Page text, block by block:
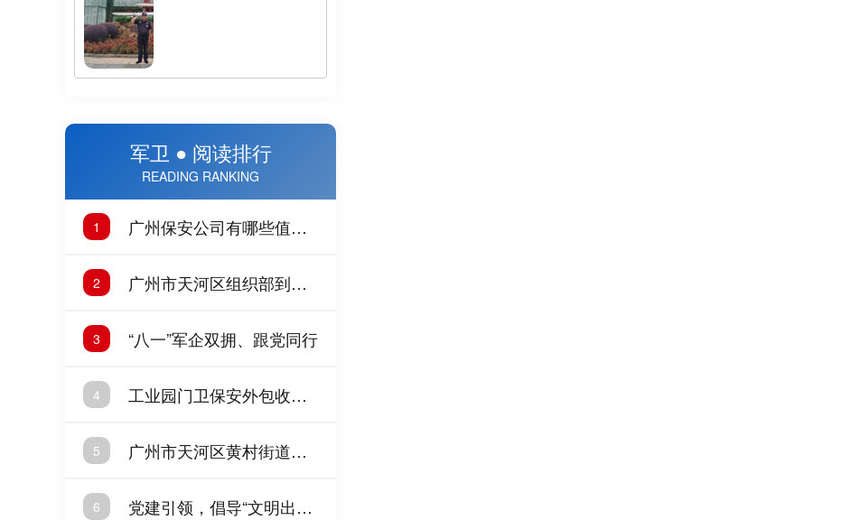
军卫 ● 阅读排行
READING RANKING
1
广州保安公司有哪些值得
保安公司推荐
2
广州市天河区组织部到军
工作
3 “八一”军企双拥、跟党同行
4
工业园门卫保安外包收费
5
广州市天河区黄村街道总
作
6
党建引领，倡导“文明出